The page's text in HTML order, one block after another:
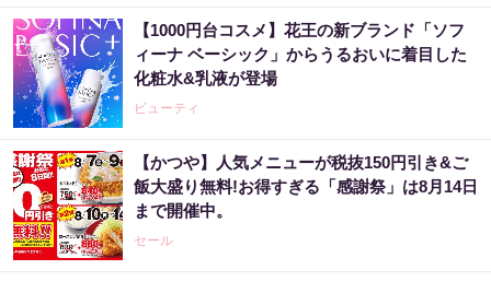
【1000円台コスメ】花王の新ブランド「ソフ
ィーナ ベーシック」からうるおいに着目した
化粧水&乳液が登場
ビューティ
【かつや】人気メニューが税抜150円引き&ご
飯大盛り無料!お得すぎる「感謝祭」は8月14日
まで開催中。
セール